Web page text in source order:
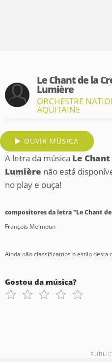
Le Chant de la
Lumière
ORCHESTRE
AQUITAINE
OUVIR MÚSICA
A letra da música Le
Lumière não está
no play e ouça!
compositores da letra "Le Chant
François Meïmoun
Ainda não classificamos o estilo desta
Gostou da música?